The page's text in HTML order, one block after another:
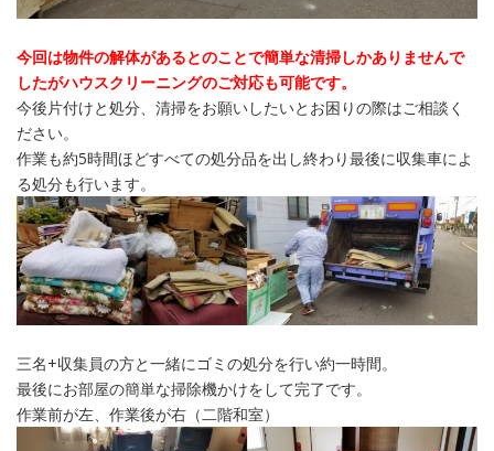
今回は物件の解体があるとのことで簡単な清掃しかありませんで
したがハウスクリーニングのご対応も可能です。
今後片付けと処分、清掃をお願いしたいとお困りの際はご相談く
ださい。
作業も約5時間ほどすべての処分品を出し終わり最後に収集車によ
る処分も行います。
三名+収集員の方と一緒にゴミの処分を行い約一時間。
最後にお部屋の簡単な掃除機かけをして完了です。
作業前が左、作業後が右（二階和室）